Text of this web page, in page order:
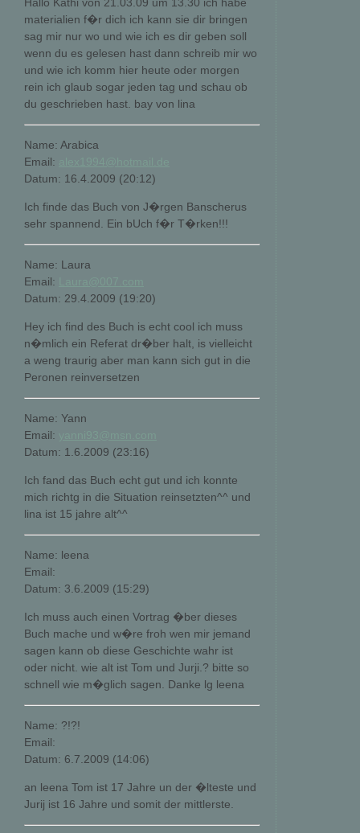
materialien f�r dich ich kann sie dir bringen
sag mir nur wo und wie ich es dir geben soll
wenn du es gelesen hast dann schreib mir wo
und wie ich komm hier heute oder morgen
rein ich glaub sogar jeden tag und schau ob
du geschrieben hast. bay von lina
Name: Arabica
Email:
Datum: 16.4.2009 (20:12)
Ich finde das Buch von J�rgen Banscherus
sehr spannend. Ein bUch f�r T�rken!!!
Name: Laura
Email:
Datum: 29.4.2009 (19:20)
Hey ich find des Buch is echt cool ich muss
n�mlich ein Referat dr�ber halt, is vielleicht
a weng traurig aber man kann sich gut in die
Peronen reinversetzen
Name: Yann
Email:
yanni93@msn.com
Datum: 1.6.2009 (23:16)
Ich fand das Buch echt gut und ich konnte
mich richtg in die Situation reinsetzten^^ und
lina ist 15 jahre alt^^
Name: leena
Email:
Datum: 3.6.2009 (15:29)
Ich muss auch einen Vortrag �ber dieses
Buch mache und w�re froh wen mir jemand
sagen kann ob diese Geschichte wahr ist
oder nicht. wie alt ist Tom und Jurji.? bitte so
schnell wie m�glich sagen. Danke lg leena
Name: ?!?!
Email:
Datum: 6.7.2009 (14:06)
an leena Tom ist 17 Jahre un der �lteste und
Jurij ist 16 Jahre und somit der mittlerste.